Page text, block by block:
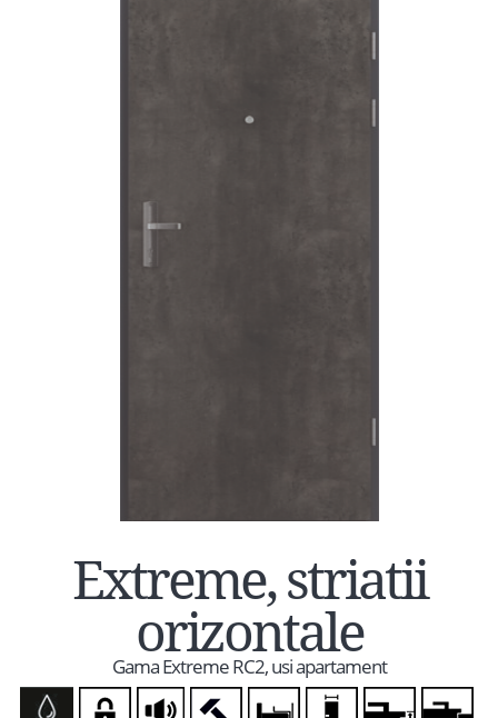
Extreme, striatii
orizontale
Gama Extreme RC2, usi apartament